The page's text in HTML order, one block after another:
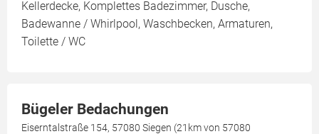
Kellerdecke, Komplettes Badezimmer, Dusche,
Badewanne / Whirlpool, Waschbecken, Armaturen,
Toilette / WC
Bügeler Bedachungen
Eiserntalstraße 154, 57080 Siegen (21km von 57080